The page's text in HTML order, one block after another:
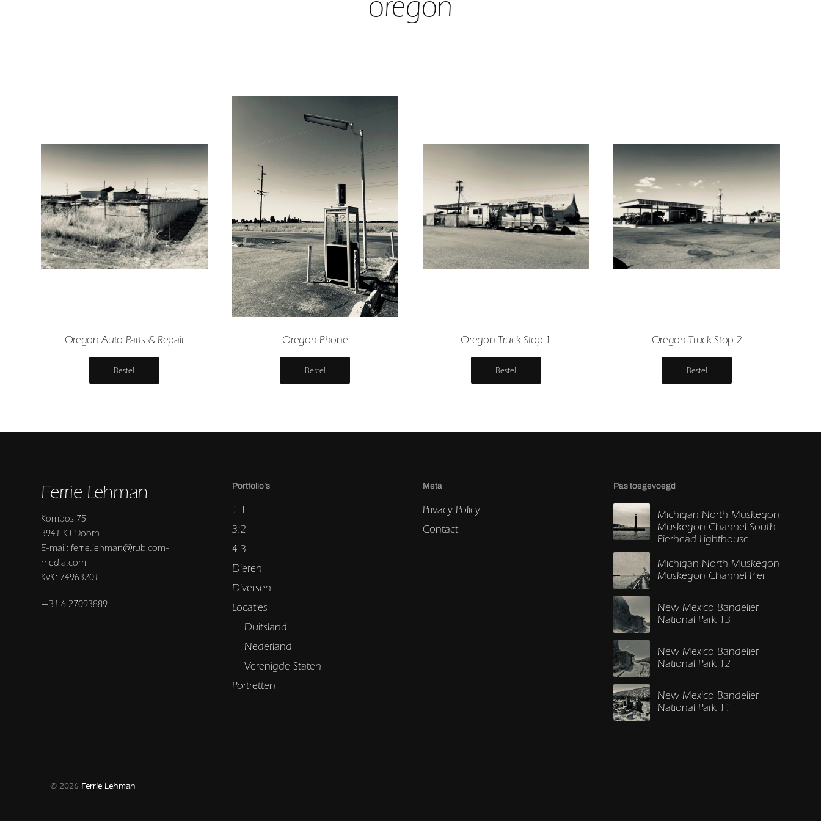
Oregon Auto Parts & Repair
Bestel
Oregon Phone
Bestel
Oregon Truck Stop 1
Bestel
Oregon Truck Stop 2
Bestel
Ferrie Lehman
Kombos 75
3941 KJ Doorn
E-mail: ferrie.lehman@rubicom-
media.com
KvK: 74963201
+31 6 27093889
Portfolio’s
1:1
3:2
4:3
Dieren
Diversen
Locaties
Duitsland
Nederland
Verenigde Staten
Portretten
Meta
Privacy Policy
Contact
Pas toegevoegd
Michigan North Muskegon
Muskegon Channel South
Pierhead Lighthouse
Michigan North Muskegon
Muskegon Channel Pier
New Mexico Bandelier
National Park 13
New Mexico Bandelier
National Park 12
New Mexico Bandelier
National Park 11
© 2026 Ferrie Lehman